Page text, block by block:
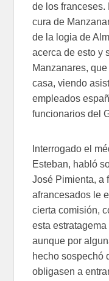
de los franceses.
cura de
de la logia de
acerca de esto y
Manzanares,
casa, viendo
empleados
funcionarios del
Interrogado el
Esteban, habló
José Pimienta, a
afrancesados le
cierta comisión,
esta
aunque por
hecho sospechó
obligasen a